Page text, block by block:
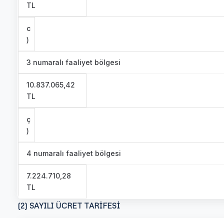
TL
c
)
3 numaralı faaliyet bölgesi
10.837.065,42
TL
ç
)
4 numaralı faaliyet bölgesi
7.224.710,28
TL
(2) SAYILI ÜCRET TARİFESİ